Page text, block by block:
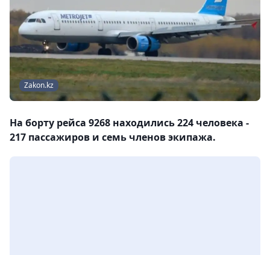
Zakon.kz
На борту рейса 9268 находились 224 человека -
217 пассажиров и семь членов экипажа.